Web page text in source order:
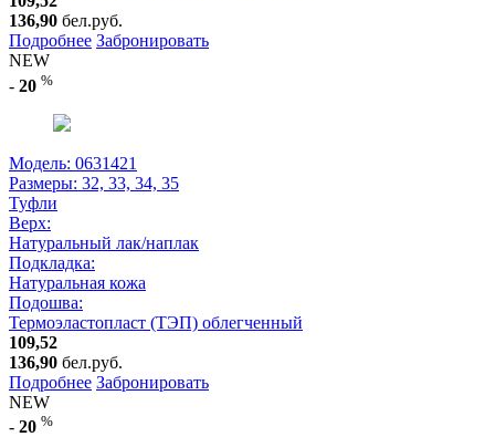
136,90 бел.руб.
Подробнее Забронировать
NEW
- 20 %
Модель: 0631421
Размеры: 32, 33, 34, 35
Туфли
Верх:
Натуральный лак/наплак
Подкладка:
Натуральная кожа
Подошва:
Термоэластопласт (ТЭП) облегченный
109,52
136,90 бел.руб.
Подробнее Забронировать
NEW
- 20 %